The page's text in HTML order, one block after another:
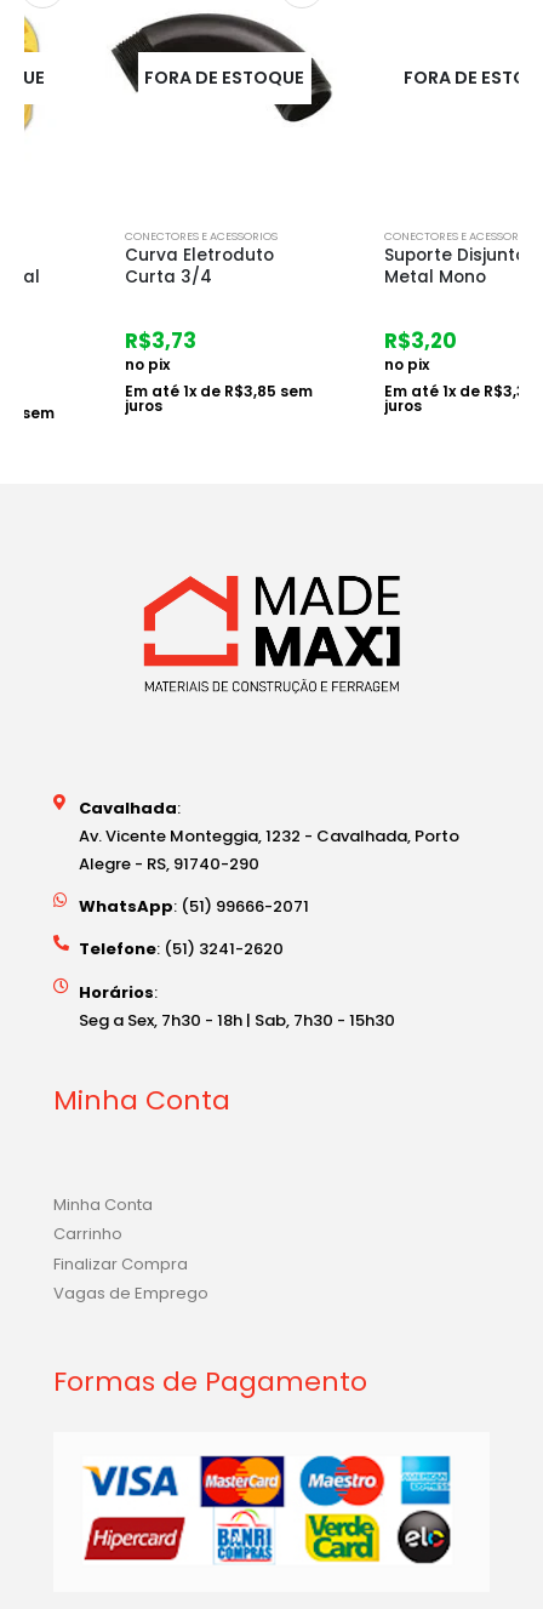
FORA DE ESTOQUE
CONECTORES E ACESSORIOS
Curva Eletroduto
Curta 3/4
x deR$3,85sem
juros
FORA DE ESTOQUE
CONECTORES E ACESSORIOS
Suporte Disjuntor
Metal Mono
Em até
x deR$3,30sem
Av. Vicente Monteggia, 1232 - Cavalhada, Porto
Alegre - RS, 91740-290
Seg a Sex, 7h30 - 18h | Sab, 7h30 - 15h30
Minha Conta
Carrinho
Finalizar Compra
Vagas de Emprego
Formas de Pagamento